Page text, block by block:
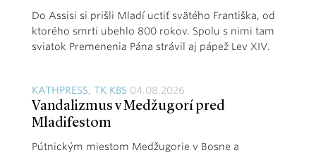
Do Assisi si prišli Mladí uctiť svätého Františka, od
ktorého smrti ubehlo 800 rokov. Spolu s nimi tam
sviatok Premenenia Pána strávil aj pápež Lev XIV.
KATHPRESS, TK KBS 04.08.2026
Vandalizmus v Medžugorí pred
Mladifestom
Pútnickým miestom Medžugorie v Bosne a